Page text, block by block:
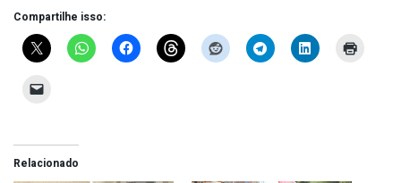
Compartilhe isso:
Relacionado